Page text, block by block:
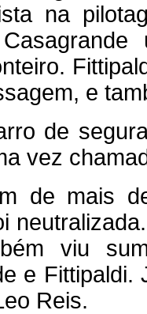
na
e
de
vez
de mais
viu
e Fittipaldi.
Reis.